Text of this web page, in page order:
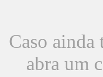
Caso ainda
abra um